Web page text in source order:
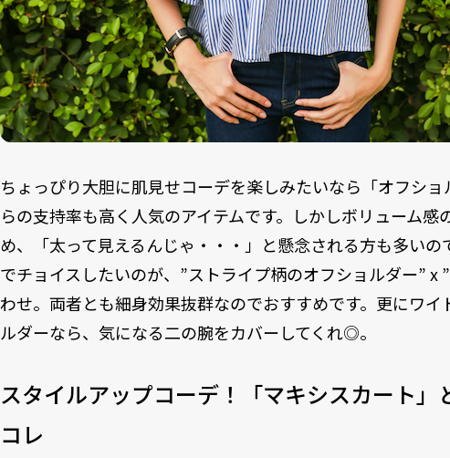
ちょっぴり大胆に肌見せコーデを楽しみたいなら「オフシ
らの支持率も高く人気のアイテムです。しかしボリューム感
め、「太って見えるんじゃ・・・」と懸念される方も多いの
でチョイスしたいのが、”ストライプ柄のオフショルダー” x
わせ。両者とも細身効果抜群なのでおすすめです。更にワイ
ルダーなら、気になる二の腕をカバーしてくれ◎。
スタイルアップコーデ！「マキシスカート」
コレ